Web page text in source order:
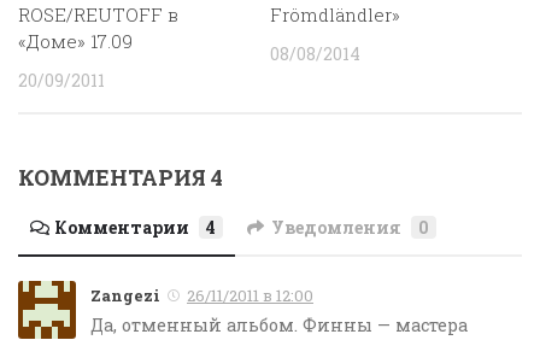
ROSE/REUTOFF в
«Доме» 17.09
20/09/2011
Frömdländler»
08/08/2014
КОММЕНТАРИЯ 4
Комментарии 4 Уведомления 0
Zangezi 26/11/2011 в 12:00
Да, отменный альбом. Финны — мастера